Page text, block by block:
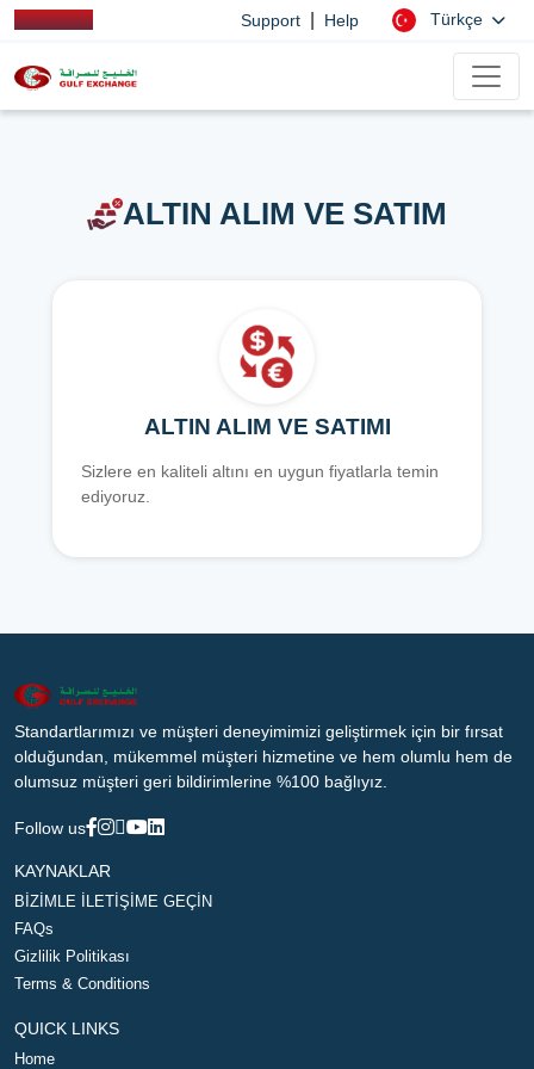
Support Help Türkçe
ALTIN ALIM VE SATIM
ALTIN ALIM VE SATIMI
Sizlere en kaliteli altını en uygun fiyatlarla temin
ediyoruz.
Standartlarımızı ve müşteri deneyimimizi geliştirmek için bir fırsat
olduğundan, mükemmel müşteri hizmetine ve hem olumlu hem de
olumsuz müşteri geri bildirimlerine %100 bağlıyız.
Follow us
KAYNAKLAR
BİZİMLE İLETİŞİME GEÇİN
FAQs
Gizlilik Politikası
Terms & Conditions
QUICK LINKS
Home